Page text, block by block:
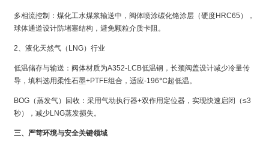
多相流控制：煤化工水煤浆输送中，阀体喷涂碳化铬涂层（硬度HRC65），
球体通道设计防堵塞结构，避免颗粒介质卡阻。
2、液化天然气（LNG）行业
低温储存与输送：阀体材质为A352-LCB低温钢，长颈阀盖设计减少冷量传
导，填料选用柔性石墨+PTFE组合，适应-196℃超低温。
BOG（蒸发气）回收：采用气动执行器+双作用定位器，实现快速启闭（≤3
秒），减少LNG蒸发损失。
三、严苛环境与安全关键领域